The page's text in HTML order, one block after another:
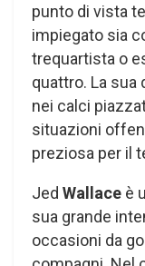
punto di vista
impiegato sia
trequartista o
quattro. La sua
nei calci
situazioni
preziosa per il
Jed Wallace è
sua grande
occasioni da